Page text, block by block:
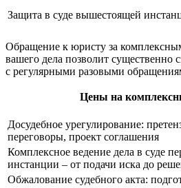
Защита в суде вышестоящей
Обращение к юристу за
вашего дела позволит существенно
с регулярными разовыми
Цены на
Досудебное урегулирование:
переговоры, проект соглашения
Комплексное ведение дела в суде
инстанции – от подачи иска до
Обжалование судебного акта: